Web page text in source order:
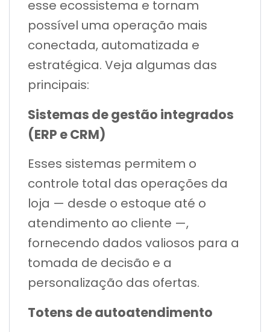
esse ecossistema e tornam
possível uma operação mais
conectada, automatizada e
estratégica. Veja algumas das
principais:
Sistemas de gestão integrados
(ERP e CRM)
Esses sistemas permitem o
controle total das operações da
loja — desde o estoque até o
atendimento ao cliente —,
fornecendo dados valiosos para a
tomada de decisão e a
personalização das ofertas.
Totens de autoatendimento